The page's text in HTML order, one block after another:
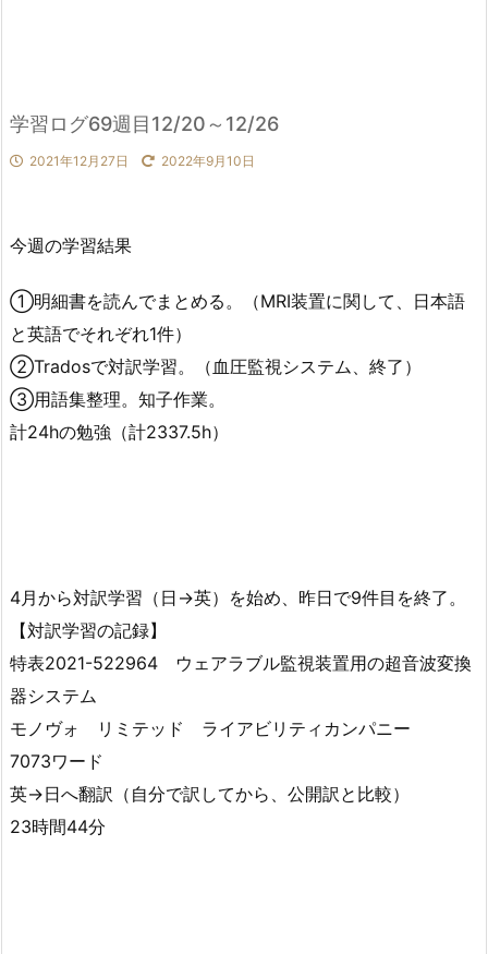
学習ログ69週目12/20～12/26
2021年12月27日 2022年9月10日
今週の学習結果
①明細書を読んでまとめる。（MRI装置に関して、日本語
と英語でそれぞれ1件）
②Tradosで対訳学習。（血圧監視システム、終了）
③用語集整理。知子作業。
計24hの勉強（計2337.5h）
4月から対訳学習（日→英）を始め、昨日で9件目を終了。
【対訳学習の記録】
特表2021-522964 ウェアラブル監視装置用の超音波変換
器システム
モノヴォ リミテッド ライアビリティカンパニー
7073ワード
英→日へ翻訳（自分で訳してから、公開訳と比較）
23時間44分